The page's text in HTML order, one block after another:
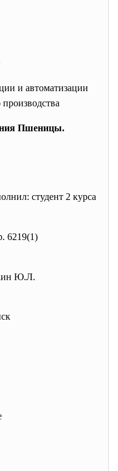
и автоматизации
производства
Пшеницы.
студент 2 курса
6219(1)
Ю.Л.